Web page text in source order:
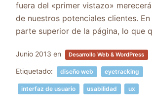
fuera del «primer vistazo»
de nuestros potenciales clientes. En
parte superior de la página, lo que
Junio 2013 en Desarrollo Web & WordPress
Etiquetado: diseño web eyetracking
interfaz de usuario usabilidad ux